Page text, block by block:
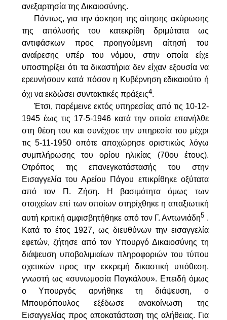
ανε­ξαρτησία της Δικαιοσύνης.
Πάντως, για την άσκηση της αίτησης ακύρωσης
της απόλυσής του κατεκρίθη δριμύτατα ως
αντιφάσκων προς προηγούμενη αίτησή του
αναίρεσης υπέρ του νόμου, στην οποία είχε
υποστηρίξει ότι τα δικα­στήρια δεν είχαν εξουσία να
ερευνήσουν κατά πόσον η Κυβέρνηση εδι­καιούτο ή
όχι να εκδώσει συντακτικές πράξεις4.
Έτσι, παρέμεινε εκτός υπηρεσίας από τις 10-12-
1945 έως τις 17-5-1946 κατά την οποία επανήλθε
στη θέση του και συνέχισε την υπηρεσία του μέχρι
τις 5-11-1950 οπότε αποχώρησε οριστικώς λόγω
συμπλήρω­σης του ορίου ηλικίας (70ου έτους).
Οτρόπος της επανεγκατάστασής του στην
Εισαγγελία του Αρείου Πάγου επικρίθηκε οξύτατα
από τον Π. Ζήση. Η βασιμότητα όμως των
στοιχείων επί των οποίων στηρίχθηκε η απαξιωτική
αυτή κριτική αμφισβητήθηκε από τον Γ. Αντωνιάδη5 .
Κατά το έτος 1927, ως διευθύνων την εισαγγελία
εφετών, ζήτησε από τον Υπουργό Δικαιοσύνης τη
διάψευση υποβολιμιαίων πληροφοριών του τύπου
σχετικών προς την εκκρεμή δικαστική υπόθεση,
γνωστή ως«συ­νωμοσία Παγκάλου». Επειδή όμως
ο Υπουργός αρνήθηκε τη διάψευση, ο
Μπουρόπουλος εξέδωσε ανακοίνωση της
Εισαγγελίας προς αποκα­τάσταση της αλήθειας. Για